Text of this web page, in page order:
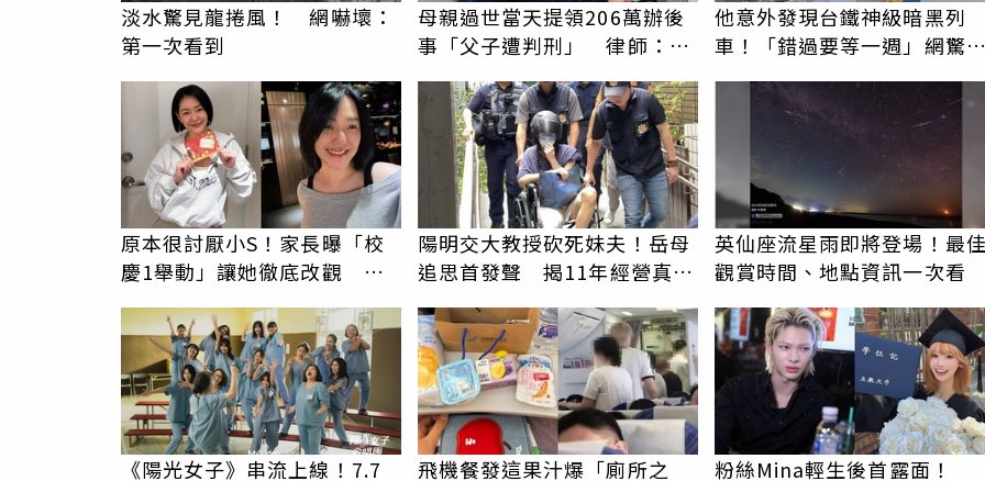
淡水驚見龍捲風！ 網嚇壞：
第一次看到
母親過世當天提領206萬辦後
事「父子遭判刑」 律師：搶
他意外發現台鐵神級暗黑列
車！「錯過要等一週」網驚
原本很討厭小S！家長曝「校
慶1舉動」讓她徹底改觀 網
陽明交大教授砍死妹夫！岳母
追思首發聲 揭11年經營真相
英仙座流星雨即將登場！最
觀賞時間、地點資訊一次看
《陽光女子》串流上線！7.7 飛機餐發這果汁爆「廁所之 粉絲Mina輕生後首露面！